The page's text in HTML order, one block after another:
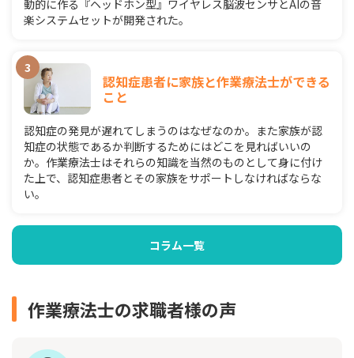
動的に作る『ヘッドホン型』ワイヤレス脳波センサとAIの音
楽システムセットが開発された。
認知症患者に家族と作業療法士ができる
こと
認知症の発見が遅れてしまうのはなぜなのか。また家族が認
知症の状態であるか判断するためにはどこを見ればいいの
か。作業療法士はそれらの知識を当然のものとして身に付け
た上で、認知症患者とその家族をサポートしなければならな
い。
コラム一覧
作業療法士の求職者様の声